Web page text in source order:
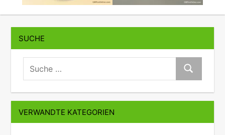
SUCHE
suche:
Suche
VERWANDTE KATEGORIEN